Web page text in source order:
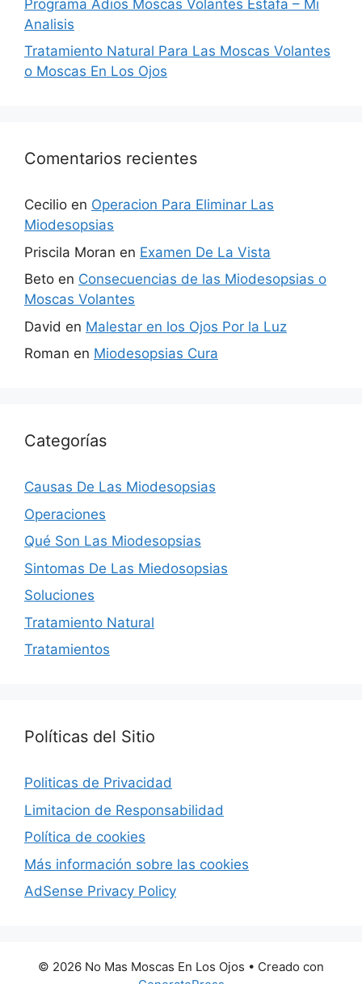
Programa Adios Moscas Volantes Estafa – Mi
Analisis
Tratamiento Natural Para Las Moscas Volantes
o Moscas En Los Ojos
Comentarios recientes
Cecilio en Operacion Para Eliminar Las
Miodesopsias
Priscila Moran en Examen De La Vista
Beto en Consecuencias de las Miodesopsias o
Moscas Volantes
David en Malestar en los Ojos Por la Luz
Roman en Miodesopsias Cura
Categorías
Causas De Las Miodesopsias
Operaciones
Qué Son Las Miodesopsias
Sintomas De Las Miedosopsias
Soluciones
Tratamiento Natural
Tratamientos
Políticas del Sitio
Politicas de Privacidad
Limitacion de Responsabilidad
Política de cookies
Más información sobre las cookies
AdSense Privacy Policy
© 2026 No Mas Moscas En Los Ojos • Creado con